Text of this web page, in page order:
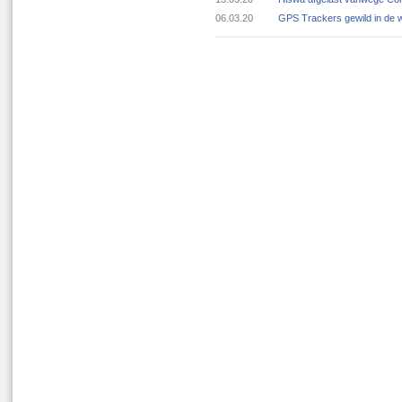
06.03.20
GPS Trackers gewild in de